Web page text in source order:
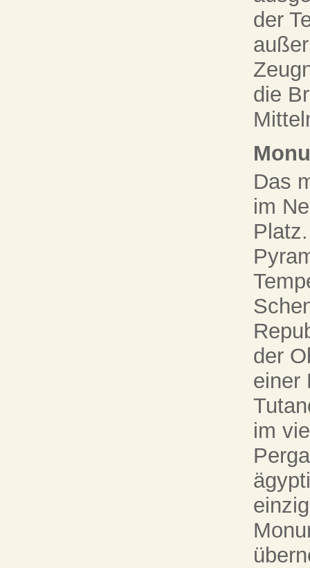
der
die
Das
im
der
einer
im